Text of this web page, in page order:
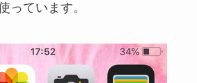
っています。